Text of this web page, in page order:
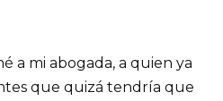
a mi abogada, a quien ya
que quizá tendría que